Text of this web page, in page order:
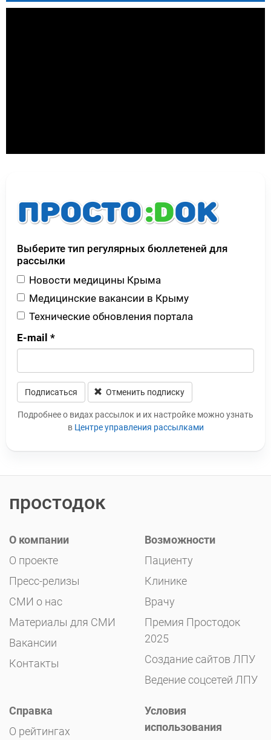
Выберите тип регулярных бюллетеней для
рассылки
Новости медицины Крыма
Медицинские вакансии в Крыму
Технические обновления портала
E-mail *
Подписаться Отменить подписку
Leave this field blank
Подробнее о видах рассылок и их настройке можно узнать
в Центре управления рассылками
простодок
О компании
О проекте
Пресс-релизы
СМИ о нас
Материалы для СМИ
Вакансии
Контакты
Возможности
Пациенту
Клинике
Врачу
Премия Простодок
2025
Создание сайтов ЛПУ
Ведение соцсетей ЛПУ
Справка
О рейтингах
Условия
использования